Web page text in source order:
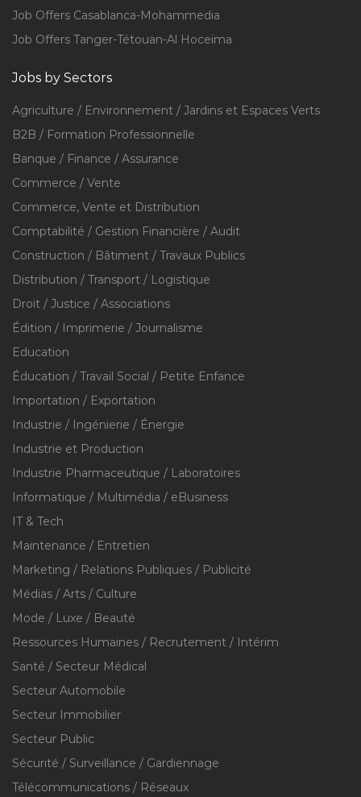
Job Offers Casablanca-Mohammedia
Job Offers Tanger-Tétouan-Al Hoceïma
Jobs by Sectors
Agriculture / Environnement / Jardins et Espaces Verts
B2B / Formation Professionnelle
Banque / Finance / Assurance
Commerce / Vente
Commerce, Vente et Distribution
Comptabilité / Gestion Financière / Audit
Construction / Bâtiment / Travaux Publics
Distribution / Transport / Logistique
Droit / Justice / Associations
Édition / Imprimerie / Journalisme
Education
Éducation / Travail Social / Petite Enfance
Importation / Exportation
Industrie / Ingénierie / Énergie
Industrie et Production
Industrie Pharmaceutique / Laboratoires
Informatique / Multimédia / eBusiness
IT & Tech
Maintenance / Entretien
Marketing / Relations Publiques / Publicité
Médias / Arts / Culture
Mode / Luxe / Beauté
Ressources Humaines / Recrutement / Intérim
Santé / Secteur Médical
Secteur Automobile
Secteur Immobilier
Secteur Public
Sécurité / Surveillance / Gardiennage
Télécommunications / Réseaux